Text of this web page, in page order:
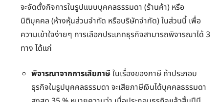
จะจัดตั้งกิจการในรูปแบบบุคคลธรรมดา (ร้านค้า) หรือ
นิติบุคคล (ห้างหุ้นส่วนจำกัด หรือบริษัทจำกัด) ในส่วนนี้ เพื่อ
ความเข้าใจง่ายๆ การเลือกประเภทธุรกิจสามารถพิจารณาได้ 3
ทาง ได้แก่
พิจารณาจากการเสียภาษีในเรื่องของภาษี ถ้าประกอบ
ธุรกิจในรูปบุคคลธรรมดา จะเสียภาษีเงินได้บุคคลธรรมดา